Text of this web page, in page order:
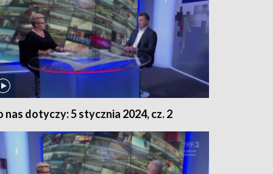
nas dotyczy: 5 stycznia 2024, cz. 2